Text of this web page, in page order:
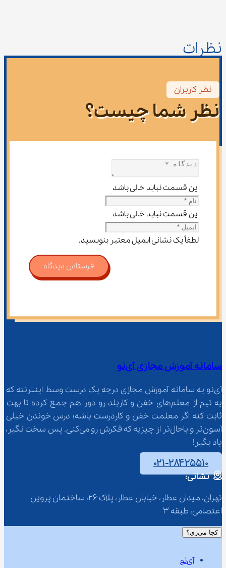
نظرات
نظر کاربران
نظر شما چیست؟
این قسمت نباید خالی باشد
این قسمت نباید خالی باشد
لطفاً یک نشانی ایمیل معتبر بنویسید.
فرستادن دیدگاه
سامانه آموزش مجازی آی‌نو
آی‌نو یه سامانه آموزش مجازی درجه یک درست وسط اینترنته که
یه تیم از معلم‌‌های خفن و کاربلد رو دور هم جمع کرده تا بهت
ثابت کنه اگر معلمت خفن و کاردرست باشه؛ درس خوندن خیلی
آسون‌تر و باحال‌تر از چیزیه که فکرش رو می‌کنی. پس سخت نگیر،
یاد بگیر!
۰۲۱-۲۸۴۲۵۵۱۰
نشانی:
تهران، میدان عطار، خیابان عطار، پلاک 26، ساختمان پروین
اعتصامی، طبقه 3
کجا می‌ری؟
آی‌نو